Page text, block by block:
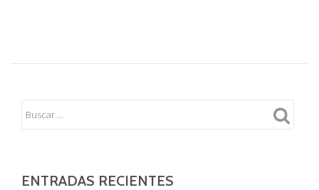
2023:
y
ENTRADAS RECIENTES